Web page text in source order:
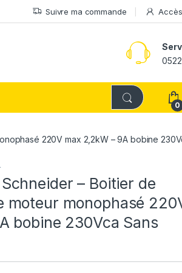
Suivre ma commande
0
220V max 2,2kW – 9A bobine
Schneider – Boitier de
moteur monophasé
bobine 230Vca Sans